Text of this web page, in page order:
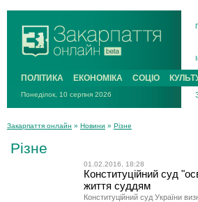
ПОЛІТИКА ЕКОНОМІКА СОЦІО
Понеділок, 10 серпня 2026
Закарпаття онлайн » Новини » Різне
Різне
01.02.2016, 18:28
Конституційний суд
життя суддям
Конституційний суд України